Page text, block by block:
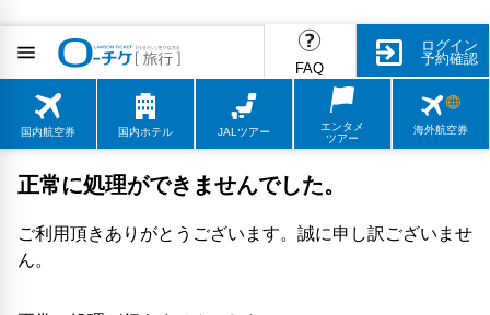
FAQ
ログイン
予約確認
国内航空券 国内ホテル JALツアー
エンタメ
ツアー
海外航空券
正常に処理ができませんでした。
ご利用頂きありがとうございます。誠に申し訳ございませ
ん。